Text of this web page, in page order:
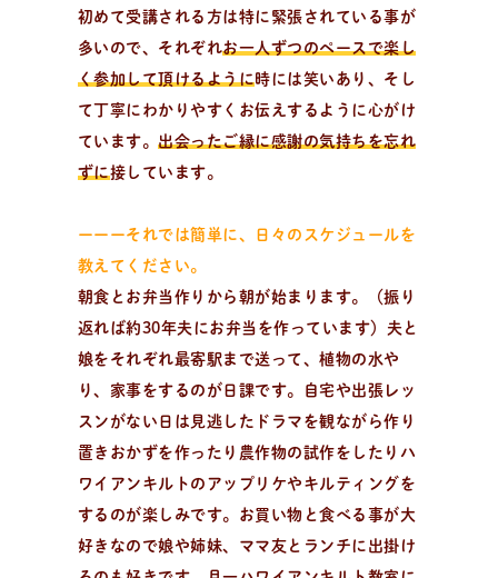
の パン教室検索
認定を受けた日々パン先生たち。あなたの街のパン教
室、イベント情報を探そう！
初めて受講される方は特に緊張されている事が
多いので、それぞれお一人ずつのペースで楽し
く参加して頂けるように時には笑いあり、そし
て丁寧にわかりやすくお伝えするように心がけ
ています。出会ったご縁に感謝の気持ちを忘れ
ずに接しています。
ーーーそれでは簡単に、日々のスケジュールを
教えてください。
朝食とお弁当作りから朝が始まります。（振り
返れば約30年夫にお弁当を作っています）夫と
娘をそれぞれ最寄駅まで送って、植物の水や
り、家事をするのが日課です。自宅や出張レッ
スンがない日は見逃したドラマを観ながら作り
置きおかずを作ったり農作物の試作をしたりハ
ワイアンキルトのアップリケやキルティングを
するのが楽しみです。お買い物と食べる事が大
好きなので娘や姉妹、ママ友とランチに出掛け